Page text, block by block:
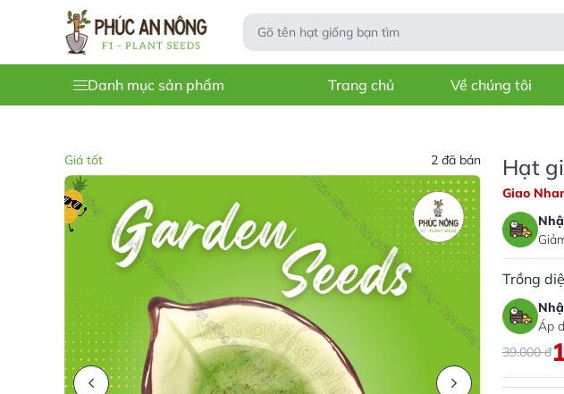
Danh mục sản phẩm Trang chủ Về chúng tôi
Giá tốt 2 đã bán Hạt
Giao
Trồng
Áp
39.000đ